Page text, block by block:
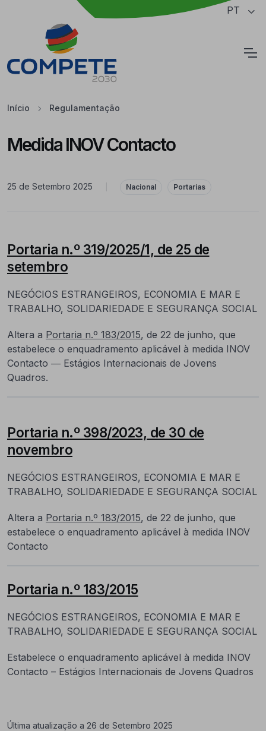
Saltar para o conteúdo principal da página PT
Início Regulamentação
Medida INOV Contacto
25 de Setembro 2025 Nacional Portarias
Portaria n.º 319/2025/1, de 25 de
setembro
NEGÓCIOS ESTRANGEIROS, ECONOMIA E MAR E
TRABALHO, SOLIDARIEDADE E SEGURANÇA SOCIAL
Altera a Portaria n.º 183/2015, de 22 de junho, que
estabelece o enquadramento aplicável à medida INOV
Contacto ― Estágios Internacionais de Jovens
Quadros.
Portaria n.º 398/2023, de 30 de
novembro
NEGÓCIOS ESTRANGEIROS, ECONOMIA E MAR E
TRABALHO, SOLIDARIEDADE E SEGURANÇA SOCIAL
Altera a Portaria n.º 183/2015, de 22 de junho, que
estabelece o enquadramento aplicável à medida INOV
Contacto
Portaria n.º 183/2015
NEGÓCIOS ESTRANGEIROS, ECONOMIA E MAR E
TRABALHO, SOLIDARIEDADE E SEGURANÇA SOCIAL
Estabelece o enquadramento aplicável à medida INOV
Contacto – Estágios Internacionais de Jovens Quadros
Última atualização a 26 de Setembro 2025